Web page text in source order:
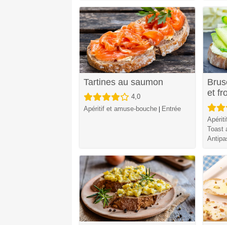
Tartines au saumon
4,0
Apéritif et amuse-bouche
Entrée
et
Toast